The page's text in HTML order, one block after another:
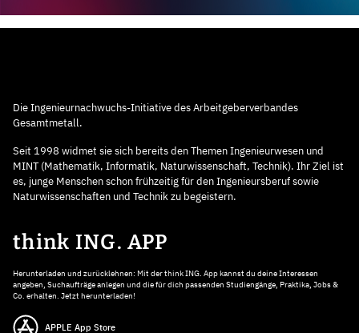
Die Ingenieurnachwuchs-Initiative des Arbeitgeberverbandes
Gesamtmetall.
Seit 1998 widmet sie sich bereits den Themen Ingenieurwesen und
MINT (Mathematik, Informatik, Naturwissenschaft, Technik). Ihr Ziel ist
es, junge Menschen schon frühzeitig für den Ingenieursberuf sowie
Naturwissenschaften und Technik zu begeistern.
think ING. APP
Herunterladen und zurücklehnen: Mit der think ING. App kannst du deine Interessen
angeben, Suchaufträge anlegen und die für dich passenden Studiengänge, Praktika, Jobs &
Co. erhalten. Jetzt herunterladen!
APPLE App Store